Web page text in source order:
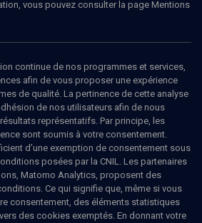
Retour
vous pouvez consulter la page Mentions
continue de nos programmes et services,
afin de vous proposer une expérience
de qualité. La pertinence de cette analyse
de nos utilisateurs afin de nous
représentatifs. Par principe, les
sont soumis à votre consentement.
d’une exemption de consentement sous
posées par la CNIL. Les partenaires
Matomo Analytics, proposent des
Ce qui signifie que, même si vous
consentement, des éléments statistiques
des cookies exemptés. En donnant votre